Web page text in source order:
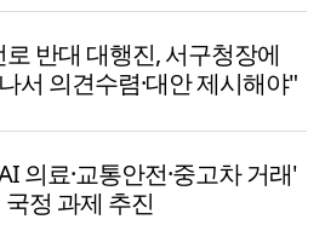
반대 대행진, 서구청장에
서 의견수렴·대안 제시해야"
의료·교통안전·중고차 거래'
국정 과제 추진